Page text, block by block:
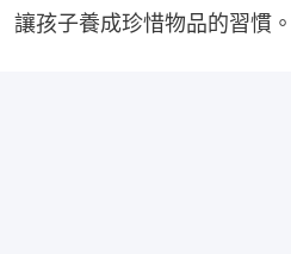
讓孩子養成珍惜物品的習慣。